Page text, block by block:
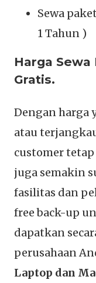
Sewa
1 Tahun )
Harga Sewa
Gratis.
Dengan harga
atau
customer
juga semakin
fasilitas dan
free back-up
dapatkan
perusahaan
Laptop dan